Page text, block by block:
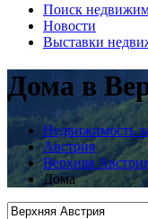
Поиск
Новости
Выставки
Дома в
Недвижимость
Австрия
Верхняя
Дома